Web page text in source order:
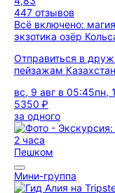
447 отзывов
Всё включено:
экзотика озёр
Отправиться в
пейзажам
вс, 9 авг в 05:45пн,
5350 ₽
за одного
2 часа
Пешком
Мини-группа